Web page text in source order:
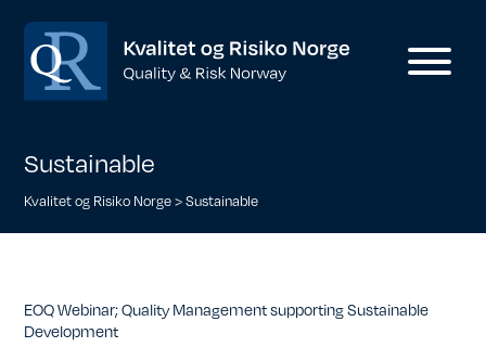
Sustainable
Kvalitet og Risiko Norge>Sustainable
EOQ Webinar; Quality Management supporting Sustainable
Development